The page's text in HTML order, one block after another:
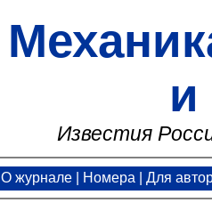
и
Известия
О журнале| Номера Для